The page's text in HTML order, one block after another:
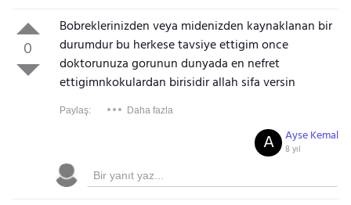
0
Bobreklerinizden veya midenizden kaynaklanan bir
durumdur bu herkese tavsiye ettigim once
doktorunuza gorunun dunyada en nefret
ettigimnkokulardan birisidir allah sifa versin
Paylaş: Daha fazla
Ayse Kemal
8 yıl
A